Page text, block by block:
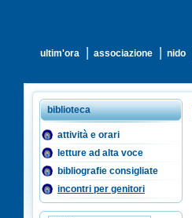
ultim'ora associazione nido
biblioteca
attività e orari
letture ad alta voce
bibliografie consigliate
incontri per genitori